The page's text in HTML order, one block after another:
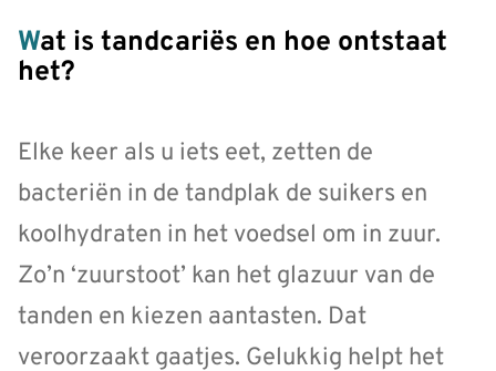
Wat is tandcariës en hoe ontstaat
het?
Elke keer als u iets eet, zetten de
bacteriën in de tandplak de suikers en
koolhydraten in het voedsel om in zuur.
Zo’n ‘zuurstoot’ kan het glazuur van de
tanden en kiezen aan­tasten. Dat
veroorzaakt gaatjes. Gelukkig helpt het